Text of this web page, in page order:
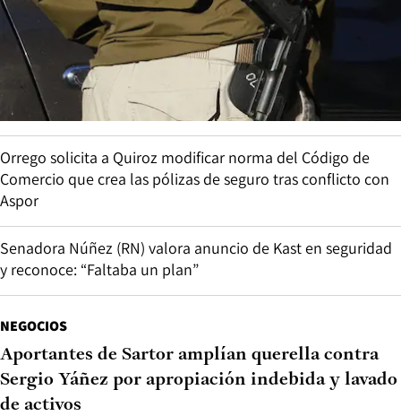
Orrego solicita a Quiroz modificar norma del Código de
Comercio que crea las pólizas de seguro tras conflicto con
Aspor
Senadora Núñez (RN) valora anuncio de Kast en seguridad
y reconoce: “Faltaba un plan”
NEGOCIOS
Aportantes de Sartor amplían querella contra
Sergio Yáñez por apropiación indebida y lavado
de activos